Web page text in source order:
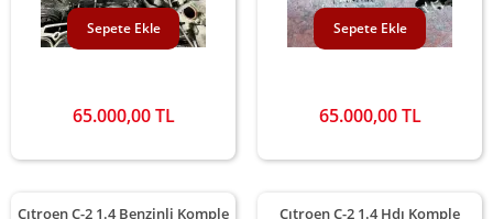
65.000,00 TL
Sepete Ekle
65.000,00 TL
Sepete Ekle
Cıtroen C-2 1.4 Benzinli Komple Cıtroen C-2 1.4 Hdı Komple